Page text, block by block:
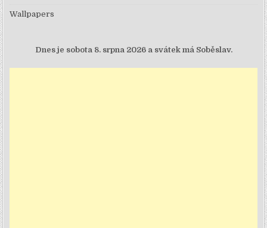
Wallpapers
Dnes je sobota 8. srpna 2026 a svátek má Soběslav.